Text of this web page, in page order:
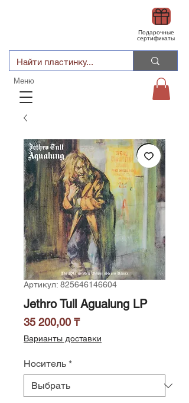
Меню
Подарочные
сертификаты
Артикул: 825646146604
Jethro Tull Agualung LP
35 200,00 ₸Цена
Варианты доставки
Носитель *